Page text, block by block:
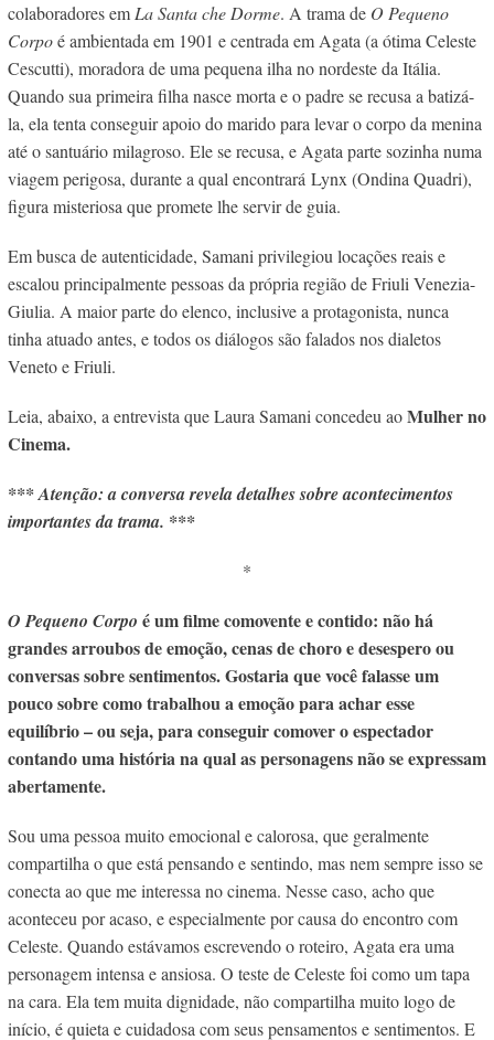
colaboradores emLa Santa che Dorme. A trama de O Pequeno
Corpoé ambientada em 1901 e centrada em Agata (a ótima Celeste
Cescutti), moradora de uma pequena ilha no nordeste da Itália.
Quando sua primeira filha nasce morta e o padre se recusa a batizá-
la, ela tenta conseguir apoio do marido para levar o corpo da menina
até o santuário milagroso. Ele se recusa, e Agata parte sozinha numa
viagem perigosa, durante a qual encontraráLynx(Ondina Quadri),
figura misteriosa que promete lhe servir de guia.
Em busca de autenticidade, Samani privilegiou locações reais e
escalou principalmente pessoas da própria região de Friuli Venezia-
Giulia. A maior parte do elenco, inclusive a protagonista, nunca
tinha atuado antes, e todos os diálogos são falados nos dialetos
Veneto e Friuli.
Leia, abaixo, a entrevista que Laura Samani concedeu aoMulher no
Cinema.
*** Atenção: a conversa revela detalhes sobre acontecimentos
importantes da trama. ***
*
O Pequeno Corpo é um filme comovente e contido: não há
grandes arroubos de emoção, cenas de choro e desespero ou
conversas sobre sentimentos. Gostaria que você falasse um
pouco sobre como trabalhou a emoção para achar esse
equilíbrio – ou seja, para conseguir comover o espectador
contando uma história na qual as personagens não se expressam
abertamente.
Sou uma pessoa muito emocional e calorosa, que geralmente
compartilha o que está pensando e sentindo, mas nem sempre isso se
conecta ao que me interessa no cinema. Nesse caso, acho que
aconteceu por acaso, e especialmente por causa do encontro com
Celeste. Quando estávamos escrevendo o roteiro, Agata era uma
personagem intensa e ansiosa. O teste de Celeste foi como um tapa
na cara. Ela tem muita dignidade, não compartilha muito logo de
início, é quieta e cuidadosa com seus pensamentos e sentimentos. E